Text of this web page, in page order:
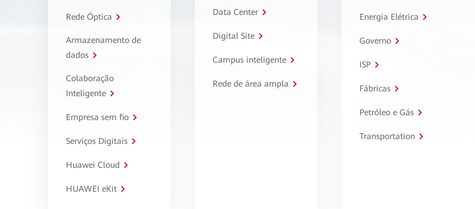
Rede Óptica
Armazenamento de
dados
Colaboração
Inteligente
Empresa sem fio
Serviços Digitais
Huawei Cloud
HUAWEI eKit
Data Center
Digital Site
Campus inteligente
Rede de área ampla
Energia Elétrica
Governo
ISP
Fábricas
Petróleo e Gás
Transportation